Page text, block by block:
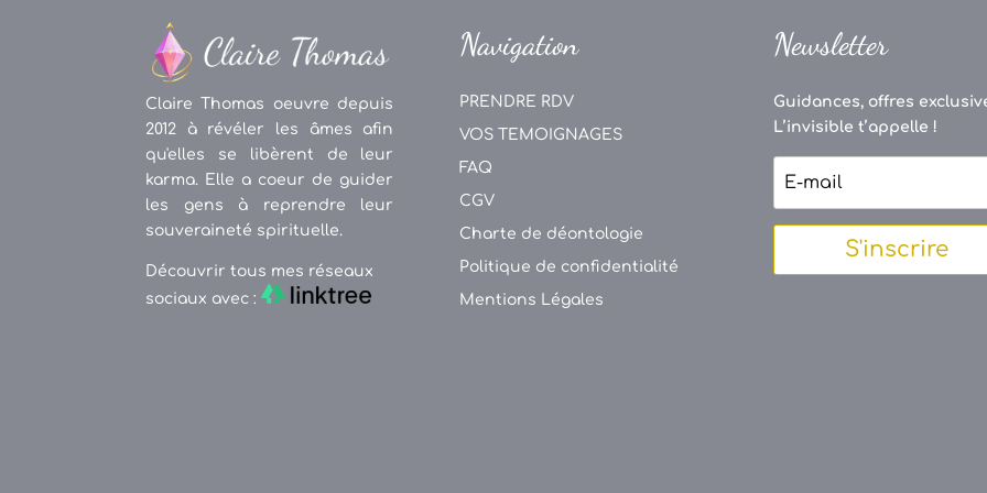
Claire Thomas oeuvre depuis
2012 à révéler les âmes afin
qu'elles se libèrent de leur
karma. Elle a coeur de guider
les gens à reprendre leur
souveraineté spirituelle.
Découvrir tous mes réseaux
sociaux avec :
Navigation
PRENDRE RDV
VOS TEMOIGNAGES
FAQ
CGV
Charte de déontologie
Politique de confidentialité
Mentions Légales
Newsletter
Guidances, offres
L’invisible t’appelle !
S'inscrire